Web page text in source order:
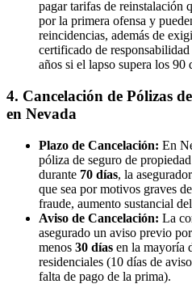
pagar tarifas de reinstalación
por la primera ofensa y
reincidencias, además de
certificado de
años si el lapso supera los 90
4. Cancelación de Pólizas
en Nevada
Plazo de Cancelación: En
póliza de seguro de
durante 70 días, la
que sea por motivos graves
fraude, aumento sustancial
Aviso de Cancelación: La
asegurado un aviso previo
menos 30 días en la mayoría
residenciales (10 días de
falta de pago de la prima).